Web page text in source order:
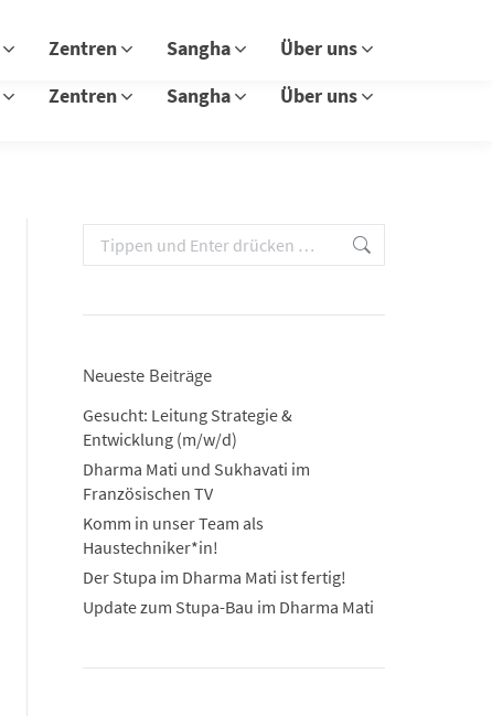
page
opens
page
opens
Zentren Sangha Über uns
Search:
Neueste Beiträge
Gesucht: Leitung Strategie &
Entwicklung (m/w/d)
Dharma Mati und Sukhavati im
Französischen TV
Komm in unser Team als
Haustechniker*in!
Der Stupa im Dharma Mati ist fertig!
Update zum Stupa-Bau im Dharma Mati
Zentren Sangha Über uns